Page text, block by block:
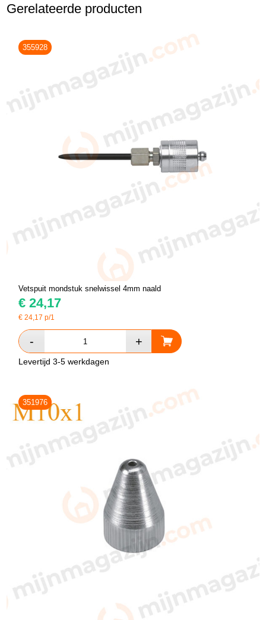
Gerelateerde producten
355928
Vetspuit mondstuk snelwissel 4mm naald
€ 24,17
€24,17 p/1
Levertijd 3-5 werkdagen
351976